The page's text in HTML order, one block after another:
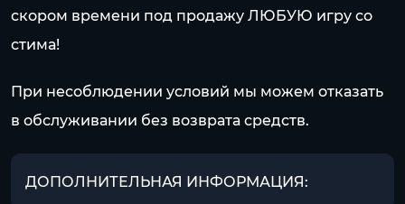
скором времени под продажу ЛЮБУЮ игру со
стима!
При несоблюдении условий мы можем отказать
в обслуживании без возврата средств.
ДОПОЛНИТЕЛЬНАЯ ИНФОРМАЦИЯ: